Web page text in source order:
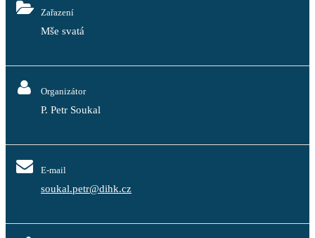
Zařazení
Mše svatá
Organizátor
P. Petr Soukal
E-mail
soukal.petr@dihk.cz